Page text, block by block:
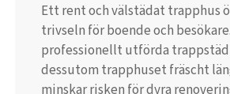
Ett rent och välstädat trapphus
trivseln för boende och
professionellt utförda
dessutom trapphuset fräscht
minskar risken för dyra